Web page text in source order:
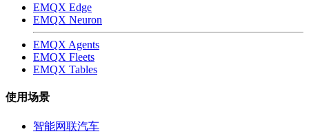
EMQX Edge
EMQX Neuron
EMQX Agents
EMQX Fleets
EMQX Tables
使用场景
智能网联汽车